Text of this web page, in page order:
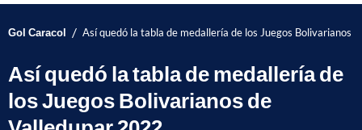
Gol Caracol / Así quedó la tabla de medallería de los Juegos Bolivarianos
Así quedó la tabla de medallería de
los Juegos Bolivarianos de